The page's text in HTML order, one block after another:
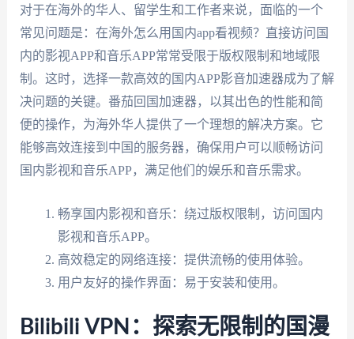
对于在海外的华人、留学生和工作者来说，面临的一个
常见问题是：在海外怎么用国内app看视频？直接访问国
内的影视APP和音乐APP常常受限于版权限制和地域限
制。这时，选择一款高效的国内APP影音加速器成为了解
决问题的关键。番茄回国加速器，以其出色的性能和简
便的操作，为海外华人提供了一个理想的解决方案。它
能够高效连接到中国的服务器，确保用户可以顺畅访问
国内影视和音乐APP，满足他们的娱乐和音乐需求。
畅享国内影视和音乐：绕过版权限制，访问国内
影视和音乐APP。
高效稳定的网络连接：提供流畅的使用体验。
用户友好的操作界面：易于安装和使用。
Bilibili VPN：探索无限制的国漫